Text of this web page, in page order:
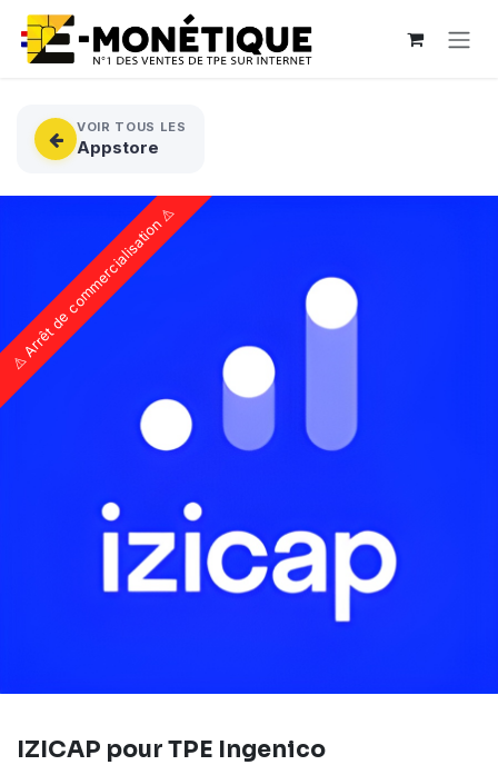
Se rendre au contenu
VOIR TOUS LES
Appstore
⚠️ Arrêt de commercialisation ⚠️
IZICAP pour TPE Ingenico